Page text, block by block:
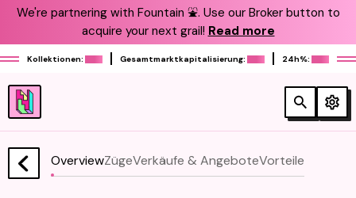
We're partnering with Fountain ⛲️. Use our Broker button to
acquire your next grail! Read more
Kollektionen: Gesamtmarktkapitalisierung: 24h%:
OverviewZügeVerkäufe & AngeboteVorteile